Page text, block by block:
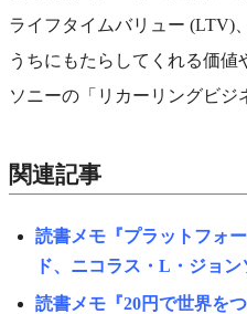
ライフタイムバリュー (LTV)
うちにもたらしてくれる価値
ソニーの「リカーリングビジ
関連記事
読書メモ『プラットフォ
ド、ニコラス・L・ジョン
読書メモ『20円で世界を